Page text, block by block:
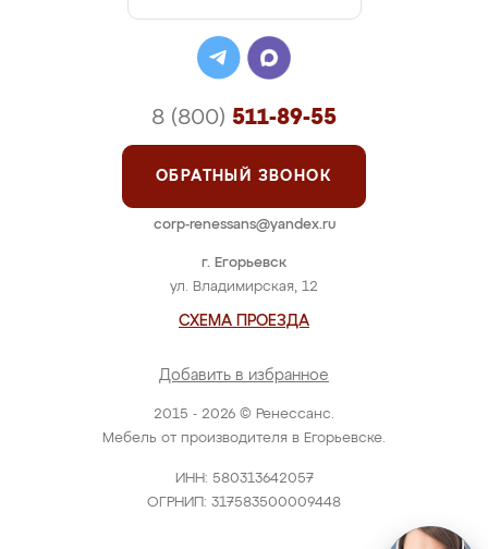
2015 - 2026 © Ренессанс.
Мебель от производителя в Егорьевске.
ИНН: 580313642057
ОГРНИП: 317583500009448
г. Егорьевск
ул. Владимирская, 12
СХЕМА ПРОЕЗДА
Добавить в избранное
8 (800) 511-89-55
ОБРАТНЫЙ ЗВОНОК
corp-renessans@yandex.ru